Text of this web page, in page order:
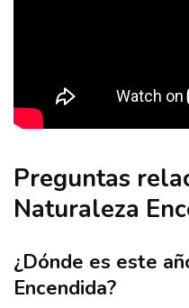
Preguntas
Naturaleza
¿Dónde es este
Encendida?